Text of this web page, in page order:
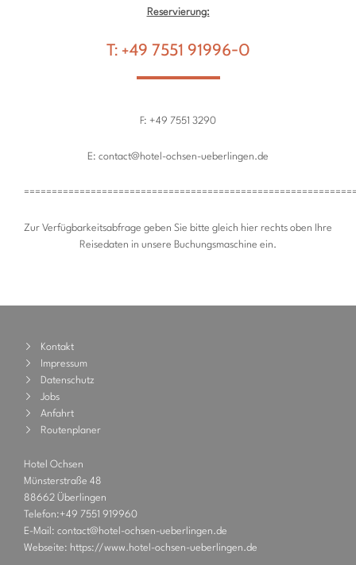
Reservierung:
T: +49 7551 91996-0
F: +49 7551 3290
E: contact@hotel-ochsen-ueberlingen.de
Zur Verfügbarkeitsabfrage geben Sie bitte gleich hier rechts oben Ihre
Reisedaten in unsere Buchungsmaschine ein.
Kontakt
Impressum
Datenschutz
Jobs
Anfahrt
Routenplaner
Hotel Ochsen
Münsterstraße 48
88662 Überlingen
Telefon:+49 7551 919960
E-Mail: contact@hotel-ochsen-ueberlingen.de
Webseite: https://www.hotel-ochsen-ueberlingen.de